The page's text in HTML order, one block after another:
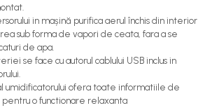
in mașină purifica aerul închis din interior
sub forma de vapori de ceata, fara a se
de apa.
se face cu autorul cablului USB inclus in
umidificatorului ofera toate informatiile de
o functionare relaxanta